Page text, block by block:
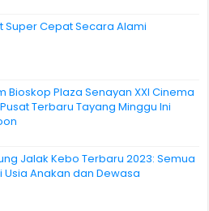
Super Cepat Secara Alami
Bioskop Plaza Senayan XXI Cinema
Terbaru Tayang Minggu Ini
Jalak Kebo Terbaru 2023: Semua
Usia Anakan dan Dewasa